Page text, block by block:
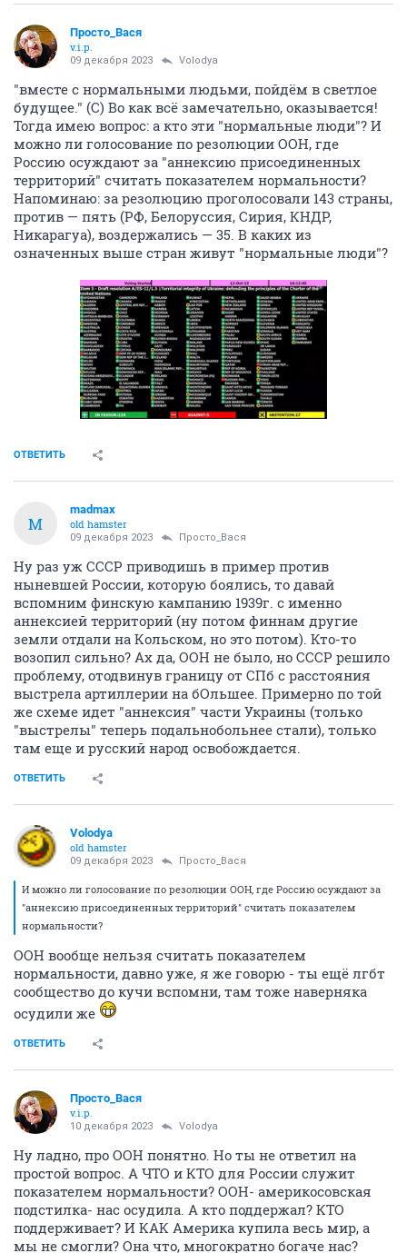
Просто_Вася
v.i.p.
09 декабря 2023 Volodya
"вместе с нормальными людьми, пойдём в светлое
будущее." (С) Во как всё замечательно, оказывается!
Тогда имею вопрос: а кто эти "нормальные люди"? И
можно ли голосование по резолюции ООН, где
Россию осуждают за "аннексию присоединенных
территорий" считать показателем нормальности?
Напоминаю: за резолюцию проголосовали 143 страны,
против — пять (РФ, Белоруссия, Сирия, КНДР,
Никарагуа), воздержались — 35. В каких из
означенных выше стран живут "нормальные люди"?
ОТВЕТИТЬ
M
madmax
old hamster
09 декабря 2023 Просто_Вася
Ну раз уж СССР приводишь в пример против
ныневшей России, которую боялись, то давай
вспомним финскую кампанию 1939г. с именно
аннексией территорий (ну потом финнам другие
земли отдали на Кольском, но это потом). Кто-то
возопил сильно? Ах да, ООН не было, но СССР решило
проблему, отодвинув границу от СПб с расстояния
выстрела артиллерии на бОльшее. Примерно по той
же схеме идет "аннексия" части Украины (только
"выстрелы" теперь подальнобольнее стали), только
там еще и русский народ освобождается.
ОТВЕТИТЬ
Volodya
old hamster
09 декабря 2023 Просто_Вася
И можно ли голосование по резолюции ООН, где Россию осуждают за
"аннексию присоединенных территорий" считать показателем
нормальности?
ООН вообще нельзя считать показателем
нормальности, давно уже, я же говорю - ты ещё лгбт
сообщество до кучи вспомни, там тоже наверняка
осудили же
ОТВЕТИТЬ
Просто_Вася
v.i.p.
10 декабря 2023 Volodya
Ну ладно, про ООН понятно. Но ты не ответил на
простой вопрос. А ЧТО и КТО для России служит
показателем нормальности? ООН- америкосовская
подстилка- нас осудила. А кто поддержал? КТО
поддерживает? И КАК Америка купила весь мир, а
мы не смогли? Она что, многократно богаче нас?